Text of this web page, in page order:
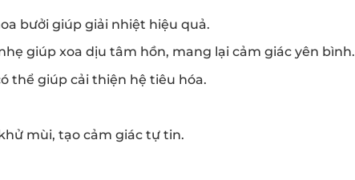
bưởi giúp giải nhiệt hiệu quả.
giúp xoa dịu tâm hồn, mang lại cảm giác yên bình.
thể giúp cải thiện hệ tiêu hóa.
mùi, tạo cảm giác tự tin.